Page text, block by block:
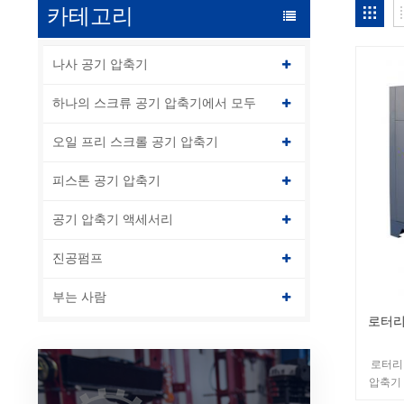
카테고리
나사 공기 압축기
하나의 스크류 공기 압축기에서 모두
오일 프리 스크롤 공기 압축기
피스톤 공기 압축기
공기 압축기 액세서리
진공펌프
부는 사람
로터
로터
압축